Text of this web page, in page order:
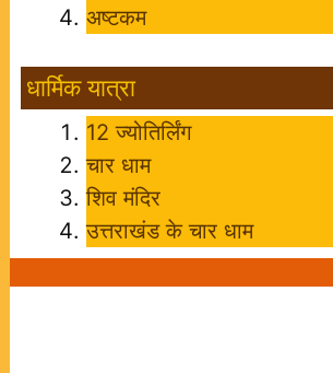
अष्टकम
धार्मिक यात्रा
12 ज्योतिर्लिंग
चार धाम
शिव मंदिर
उत्तराखंड के चार धाम